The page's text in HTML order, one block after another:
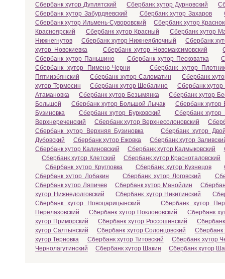
Сбербанк хутор Дуплятский
Сбербанк хутор Дурновский
Сбербанк хутор Забурдяевский
Сбербанк хутор Захаров
Сбербанк хутор Ильмень-Суворовский
Сбербанк хутор
Красноярский
Сбербанк хутор Красный
Сбербанк хутор
Нижнегнутов
Сбербанк хутор Нижнеяблочный
Сбербанк
хутор Новокиевка
Сбербанк хутор Новомаксимовский
Сбербанк хутор Паньшино
Сбербанк хутор Песковатка
Сбербанк хутор Пимено-Черни
Сбербанк хутор
Пятиизбянский
Сбербанк хутор Саломатин
Сбербанк
хутор Тормосин
Сбербанк хутор Шебалино
Сбербанк хутор
Атамановка
Сбербанк хутор Безымянка
Сбербанк хутор
Большой
Сбербанк хутор Большой Лычак
Сбербанк хутор
Бузиновка
Сбербанк хутор Бурковский
Сбербанк хутор
Верхнереченский
Сбербанк хутор Верхнесолоновский
Сбербанк хутор Верхняя Бузиновка
Сбербанк хутор
Дубовский
Сбербанк хутор Ежовка
Сбербанк хутор
Сбербанк хутор Калиновский
Сбербанк хутор Калмыковский
Сбербанк хутор Клетский
Сбербанк хутор Красноталовский
Сбербанк хутор Кругловка
Сбербанк хутор Кузнецов
Сбербанк хутор Лобакин
Сбербанк хутор Логовский
Сбербанк хутор Ляпичев
Сбербанк хутор Манойлин
хутор Нижнедолговский
Сбербанк хутор Никитинский
Сбербанк хутор Новоцарицынский
Сбербанк хутор
Перелазовский
Сбербанк хутор Поклоновский
Сбербанк
хутор Приморский
Сбербанк хутор Россошинский
хутор Салтынский
Сбербанк хутор Солонцовский
Сбербанк
хутор Терновка
Сбербанк хутор Титовский
Сбербанк хутор
Чернолагутинский
Сбербанк хутор Шакин Сбербанк хутор